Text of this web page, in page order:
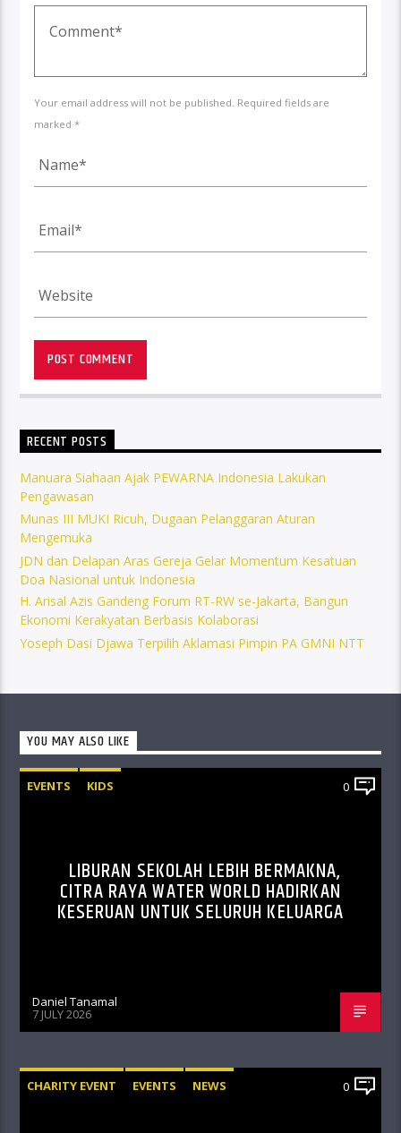
Your email address will not be published. Required fields are
marked *
RECENT POSTS
Manuara Siahaan Ajak PEWARNA Indonesia Lakukan
Pengawasan
Munas III MUKI Ricuh, Dugaan Pelanggaran Aturan
Mengemuka
JDN dan Delapan Aras Gereja Gelar Momentum Kesatuan
Doa Nasional untuk Indonesia
H. Arisal Azis Gandeng Forum RT-RW se-Jakarta, Bangun
Ekonomi Kerakyatan Berbasis Kolaborasi
Yoseph Dasi Djawa Terpilih Aklamasi Pimpin PA GMNI NTT
YOU MAY ALSO LIKE
EVENTS KIDS 0
LIBURAN SEKOLAH LEBIH BERMAKNA,
CITRA RAYA WATER WORLD HADIRKAN
KESERUAN UNTUK SELURUH KELUARGA
Daniel Tanamal
7 JULY 2026
CHARITY EVENT EVENTS NEWS 0